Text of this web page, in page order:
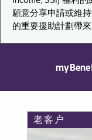
願意分享申請或維
的重要援助計劃帶來
老客户